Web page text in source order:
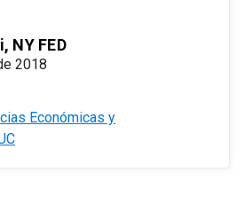
NY FED
2018
Económicas y